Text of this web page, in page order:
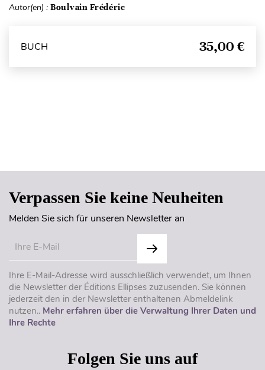
Autor(en) : Boulvain Frédéric
BUCH 35,00 €
Verpassen Sie keine Neuheiten
Melden Sie sich für unseren Newsletter an
Ihre E-Mail-Adresse wird ausschließlich verwendet, um Ihnen
die Newsletter der Éditions Ellipses zuzusenden. Sie können
jederzeit den in der Newsletter enthaltenen Abmeldelink
nutzen.. Mehr erfahren über die Verwaltung Ihrer Daten und
Ihre Rechte
Folgen Sie uns auf